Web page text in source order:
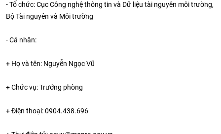
- Tổ chức: Cục Công nghệ thông tin và Dữ liệu tài nguyên môi trường,
Bộ Tài nguyên và Môi trường
- Cá nhân:
+ Họ và tên: Nguyễn Ngọc Vũ
+ Chức vụ: Trưởng phòng
+ Điện thoại: 0904.438.696